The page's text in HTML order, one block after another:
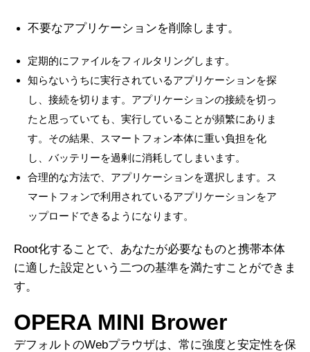
不要なアプリケーションを削除します。
定期的にファイルをフィルタリングします。
知らないうちに実行されているアプリケーションを探
し、接続を切ります。アプリケーションの接続を切っ
たと思っていても、実行していることが頻繁にありま
す。その結果、スマートフォン本体に重い負担を化
し、バッテリーを過剰に消耗してしまいます。
合理的な方法で、アプリケーションを選択します。ス
マートフォンで利用されているアプリケーションをア
ップロードできるようになります。
Root化することで、あなたが必要なものと携帯本体
に適した設定という二つの基準を満たすことができま
す。
OPERA MINI Brower
デフォルトのWebプラウザは、常に強度と安定性を保